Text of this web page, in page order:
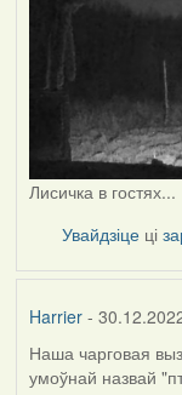
Лисичка в гостях...
Увайдзіце ці
Harrier-
Наша чарговая
умоўнай назвай